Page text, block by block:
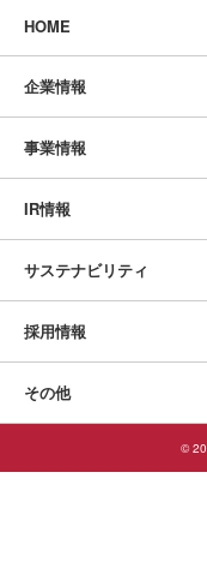
HOME
企業情報
事業情報
IR情報
サステナビリティ
採用情報
その他
©